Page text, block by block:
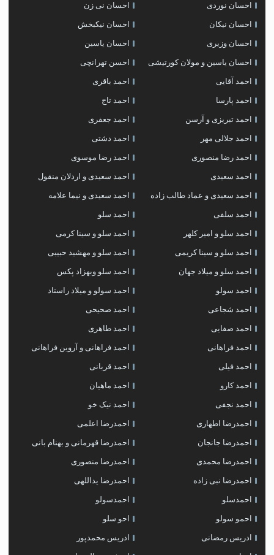
احسان نوردی احسان نی زن
احسان نیکان احسان نیکبخش
احسان وزیری احسان یاسین
احسان یاسین و مولان کورتیشی احسن تهرانچی
احمد آقایی احمد باقری
احمد پارسا احمد تاج
احمد تبریزی و آرسن احمد جعفری
احمد جلالی مهر احمد دشتی
احمد رضا منصوری احمد رضا موسوی
احمد سعیدی احمد سعیدی و اردلان منقول
احمد سعیدی و عماد طالب زاده احمد سعیدی و نیما علامه
احمد سلفی احمد سلو
احمد سلو و امیر کلهر احمد سلو و سینا کرمی
احمد سلو و سینا کریمی احمد سلو و مهشید حبیبی
احمد سلو و میلاد جهان احمد سلو وبهزاد پکس
احمد سولو احمد سولو و میلاد راستاد
احمد شجاعی احمد صحیحی
احمد صفایی احمد طاهری
احمد فراهانی احمد فراهانی و آروین فراهانی
احمد فیلی احمد قربانی
احمد کارو احمد ماهیان
احمد نجفی احمد نیک خو
احمدرضا اطهاری احمدرضا اعلمی
احمدرضا جانجان احمدرضا قهرمانی و بهنام بانی
احمدرضا محمدی احمدرضا منصوری
احمدرضا نبی زاده احمدرضا یداللهی
احمدسلو احمدسولو
احمو سولو احو سلو
ادریس رمضانی ادریس محمدپور